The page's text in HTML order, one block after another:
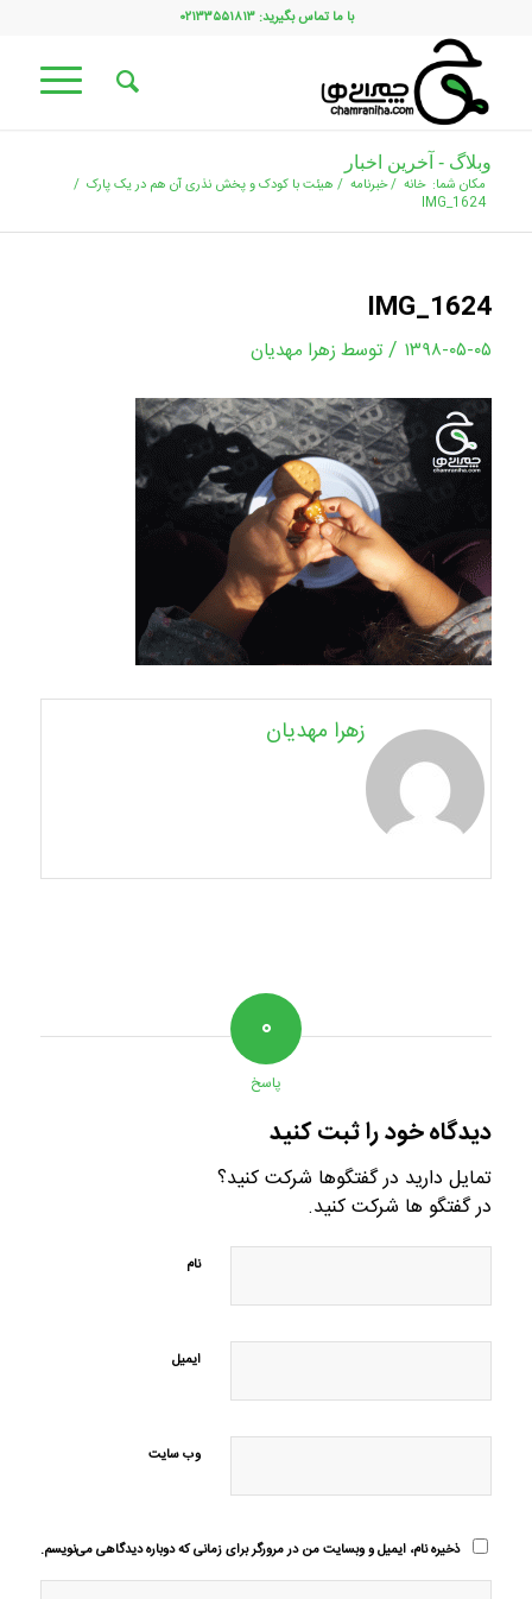
با ما تماس بگیرید: ۰۲۱۳۳۵۵۱۸۱۳
وبلاگ - آخرین اخبار
مکان شما: خانه /خبرنامه / هیئت با کودک و پخش نذری آن هم در یک پارک /
IMG_1624
IMG_1624
۱۳۹۸-۰۵-۰۵ / توسط زهرا مهدیان
زهرا مهدیان
۰
پاسخ
دیدگاه خود را ثبت کنید
تمایل دارید در گفتگوها شرکت کنید؟
در گفتگو ها شرکت کنید.
نام
ایمیل
وب‌ سایت
ذخیره نام، ایمیل و وبسایت من در مرورگر برای زمانی که دوباره دیدگاهی می‌نویسم.